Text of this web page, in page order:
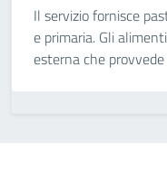
Il servizio fornisce
e primaria. Gli
esterna che